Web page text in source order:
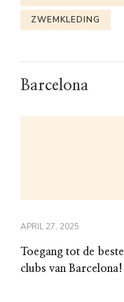
ZWEMKLEDING
Barcelona
APRIL 27, 2025
Toegang tot de beste
clubs van Barcelona!